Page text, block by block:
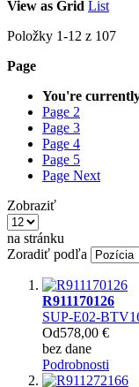
View as Grid List
Položky 1-12 z 107
Page
You're
Page 2
Page 3
Page 4
Page 5
Page Next
Zobraziť
na stránku
Zoradiť podľa
R911170126
SUP-E02-
Od578,00 €
bez dane
Podrobnosti